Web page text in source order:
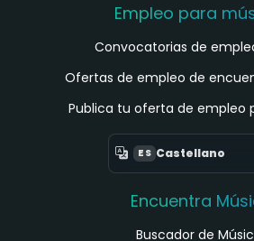
Empleo para
Convocatorias de
Ofertas de empleo de
Publica tu oferta de empleo
ES Castellano
Encuentra
Buscador de